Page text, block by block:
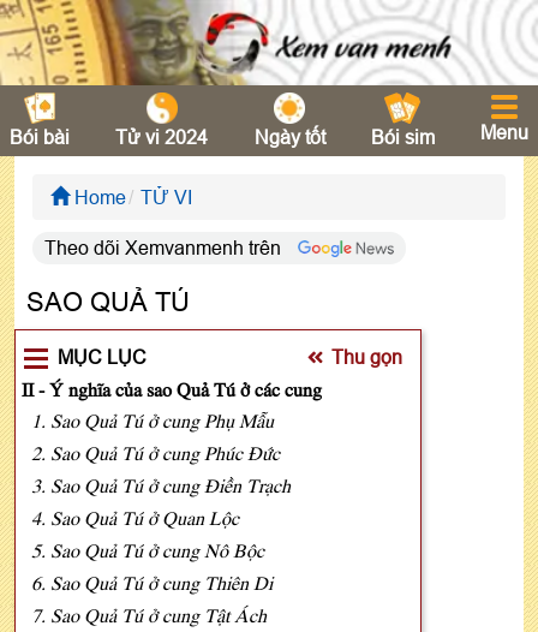
Bói bài Tử vi 2024 Ngày tốt Bói sim Menu
Home TỬ VI
Theo dõi Xemvanmenh trên
SAO QUẢ TÚ
MỤC LỤC Thu gọn
II - Ý nghĩa của sao Quả Tú ở các cung
1. Sao Quả Tú ở cung Phụ Mẫu
2. Sao Quả Tú ở cung Phúc Đức
3. Sao Quả Tú ở cung Điền Trạch
4. Sao Quả Tú ở Quan Lộc
5. Sao Quả Tú ở cung Nô Bộc
6. Sao Quả Tú ở cung Thiên Di
7. Sao Quả Tú ở cung Tật Ách